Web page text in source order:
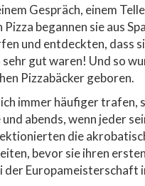
Gespräch, einem
begannen sie aus
und entdeckten, dass
gut waren! Und so
Pizzabäcker geboren.
immer häufiger trafen,
abends, wenn jeder
die
bevor sie ihren
Europameisterschaft